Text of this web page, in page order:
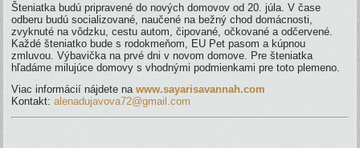
Šteniatka budú pripravené do nových domovov od 20. júla. V čase
odberu budú socializované, naučené na bežný chod domácnosti,
zvyknuté na vôdzku, cestu autom, čipované, očkované a odčervené.
Každé šteniatko bude s rodokmeňom, EU Pet pasom a kúpnou
zmluvou. Výbavička na prvé dni v novom domove. Pre šteniatka
hľadáme milujúce domovy s vhodnými podmienkami pre toto plemeno.
Viac informácií nájdete nawww.sayarisavannah.com
Kontakt:alenadujavova72@gmail.com